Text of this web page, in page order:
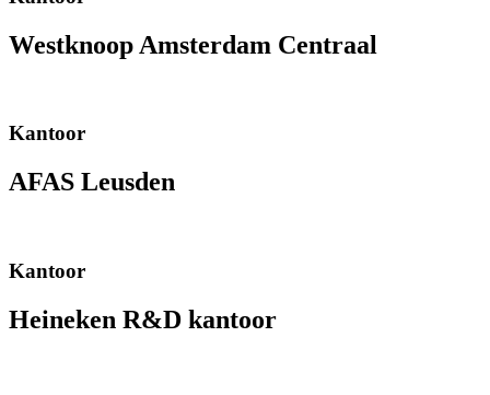
Westknoop Amsterdam Centraal
Kantoor
AFAS Leusden
Kantoor
Heineken R&D kantoor